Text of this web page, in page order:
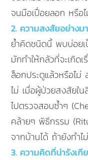
จนมือเปื่อยลอก หรือไ
2. ความสงสัยอย่าง
ย้ำคิดชนิดนี้ พบบ่อย
มักทำให้กลัวที่จะเกิด
ล็อกประตูแล้วหรือไม่
ไม่ เมื่อผู้ป่วยสงสัยใ
ไปตรวจสอบซ้ำๆ
คล้ายๆ พิธีกรรม
จากบ้านได้ ถ้ายังทำ
3. ความคิดที่น่ารังเ